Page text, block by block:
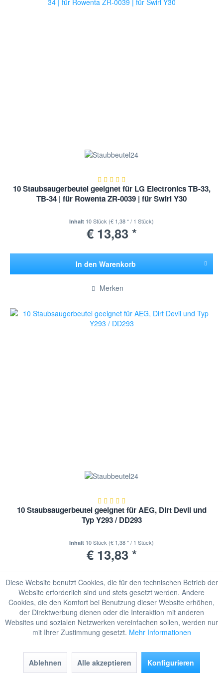
10 Staubsaugerbeutel geeignet für LG Electronics TB-33,
TB-34 | für Rowenta ZR-0039 | für Swirl Y30
Inhalt 10 Stück (€ 1,38 * / 1 Stück)
€ 13,83 *
In den Warenkorb
Merken
10 Staubsaugerbeutel geeignet für AEG, Dirt Devil und
Typ Y293 / DD293
Inhalt 10 Stück (€ 1,38 * / 1 Stück)
€ 13,83 *
In den Warenkorb
Hinzugefügt
Merken
Diese Website benutzt Cookies, die für den technischen Betrieb der
Website erforderlich sind und stets gesetzt werden. Andere
Cookies, die den Komfort bei Benutzung dieser Website erhöhen,
der Direktwerbung dienen oder die Interaktion mit anderen
Websites und sozialen Netzwerken vereinfachen sollen, werden nur
mit Ihrer Zustimmung gesetzt. Mehr Informationen
Ablehnen Alle akzeptieren Konfigurieren